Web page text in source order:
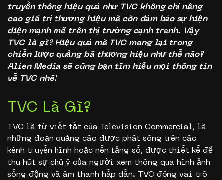
truyền thông hiệu quả như TVC không chỉ nâng
cao giá trị thương hiệu mà còn đảm bảo sự hiện
diện mạnh mẽ trên thị trường cạnh tranh. Vậy
TVC là gì? Hiệu quả mà TVC mang lại trong
chiến lược quảng bá thương hiệu như thế nào?
Alien Media sẽ cùng bạn tìm hiểu mọi thông tin
về TVC nhé!
TVC Là Gì?
TVC là từ viết tắt của Television Commercial, là
những đoạn quảng cáo được phát sóng trên các
kênh truyền hình hoặc nền tảng số, được thiết kế để
thu hút sự chú ý của người xem thông qua hình ảnh
sống động và âm thanh hấp dẫn. TVC đóng vai trò